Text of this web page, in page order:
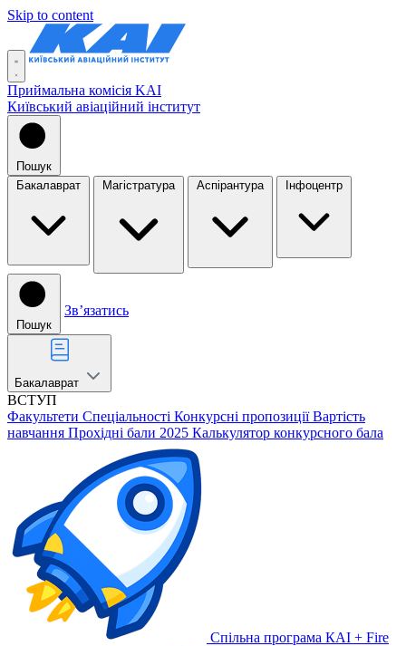
Skip to content
Приймальна комісія KAI
Київський авіаційний інститут
Пошук
Бакалаврат
Магістратура Аспірантура Інфоцентр
Пошук
Звʼязатись
Бакалаврат
ВСТУП
Факультети Спеціальності Конкурсні пропозиції Вартість
навчання Прохідні бали 2025 Калькулятор конкурсного бала
Спільна програма КАІ + Fire